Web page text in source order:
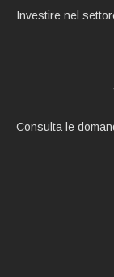
Investire nel
Consulta le